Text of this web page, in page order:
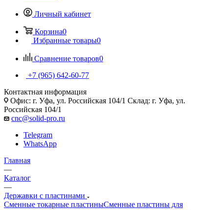
Личный кабинет
Корзина0
Избранные товары0
Сравнение товаров0
+7 (965) 642-60-77
Контактная информация
Офис: г. Уфа, ул. Российская 104/1 Склад: г. Уфа, ул.
Российская 104/1
cnc@solid-pro.ru
Telegram
WhatsApp
Главная
—
Каталог
—
Державки с пластинами
Сменные токарные пластиныСменные пластины для